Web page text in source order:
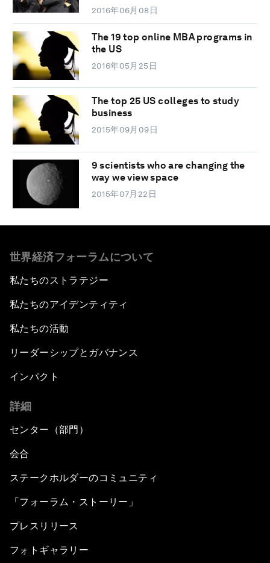
2016年06月08日
The 19 top online MBA programs in
the US
2016年05月25日
The top 25 US colleges to study
business
2015年09月09日
9 scientists who are changing the
way we view space
2015年07月22日
世界経済フォーラムについて
私たちのストラテジー
私たちのアイデンティティ
私たちの活動
リーダーシップとガバナンス
インパクト
詳細
センター（部門）
会合
ステークホルダーのコミュニティ
「フォーラム・ストーリー」
プレスリリース
フォトギャラリー